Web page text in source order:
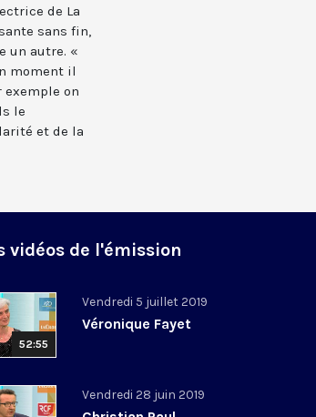
de La
sans fin,
un autre. «
moment il
exemple on
le
et de la
vidéos de l'émission
52:55
Vendredi 5 juillet 2019
Véronique Fayet
Vendredi 28 juin 2019